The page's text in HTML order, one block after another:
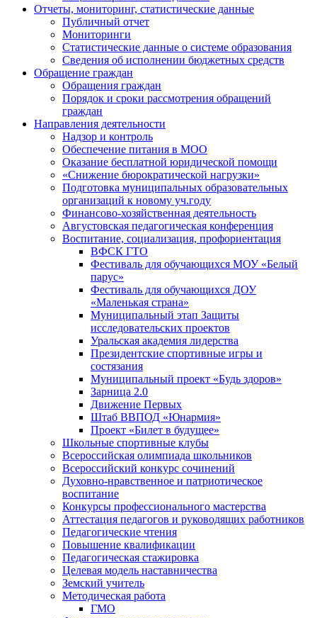
Отчеты, мониторинг, статистические данные
Публичный отчет
Мониторинги
Статистические данные о системе образования
Сведения об исполнении бюджетных средств
Обращение граждан
Обращения граждан
Порядок и сроки рассмотрения обращений
граждан
Направления деятельности
Надзор и контроль
Обеспечение питания в МОО
Оказание бесплатной юридической помощи
«Снижение бюрократической нагрузки»
Подготовка муниципальных образовательных
организаций к новому уч.году
Финансово-хозяйственная деятельность
Августовская педагогическая конференция
Воспитание, социализация, профориентация
ВФСК ГТО
Фестиваль для обучающихся МОУ «Белый
парус»
Фестиваль для обучающихся ДОУ
«Маленькая страна»
Муниципальный этап Защиты
исследовательских проектов
Уральская академия лидерства
Президентские спортивные игры и
состязания
Муниципальный проект «Будь здоров»
Зарница 2.0
Движение Первых
Штаб ВВПОД «Юнармия»
Проект «Билет в будущее»
Школьные спортивные клубы
Всероссийская олимпиада школьников
Всероссийский конкурс сочинений
Духовно-нравственное и патриотическое
воспитание
Конкурсы профессионального мастерства
Аттестация педагогов и руководящих работников
Педагогические чтения
Повышение квалификации
Педагогическая стажировка
Целевая модель наставничества
Земский учитель
Методическая работа
ГМО